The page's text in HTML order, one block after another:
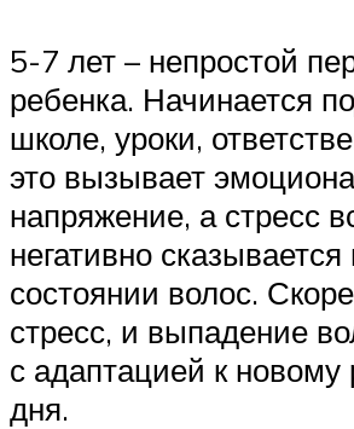
5-7 лет – непростой
ребенка. Начинается
школе, уроки,
это вызывает
напряжение, а стресс
негативно сказывается
состоянии волос.
стресс, и выпадение
с адаптацией к новому
дня.